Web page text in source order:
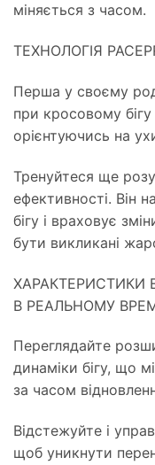
міняється з часом.
ТЕХНОЛОГІЯ
Перша у своєму
при кросовому
орієнтуючись на
Тренуйтеся ще
ефективності. Він
бігу і враховує
бути викликані
ХАРАКТЕРИСТИКИ
В РЕАЛЬНОМУ
Переглядайте
динаміки бігу, що
за часом
Відстежуйте і
щоб уникнути